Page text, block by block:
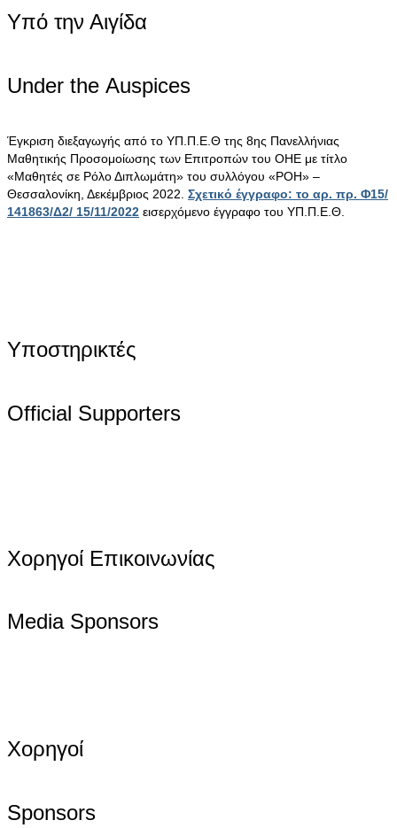
Υπό την Αιγίδα
Under the Αuspices
Έγκριση διεξαγωγής από το ΥΠ.Π.Ε.Θ της 8ης Πανελλήνιας
Μαθητικής Προσομοίωσης των Επιτροπών του ΟΗΕ με τίτλο
«Μαθητές σε Ρόλο Διπλωμάτη» του συλλόγου «ΡΟΗ» –
Θεσσαλονίκη, Δεκέμβριος 2022. Σχετικό έγγραφο: το αρ. πρ. Φ15/
141863/Δ2/ 15/11/2022 εισερχόμενο έγγραφο του ΥΠ.Π.Ε.Θ.
Υποστηρικτές
Official Supporters
Χορηγοί Επικοινωνίας
Media Sponsors
Χορηγοί
Sponsors